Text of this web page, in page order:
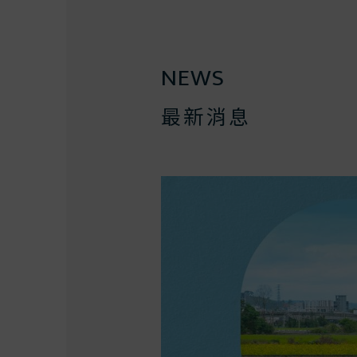
NEWS
最新消息